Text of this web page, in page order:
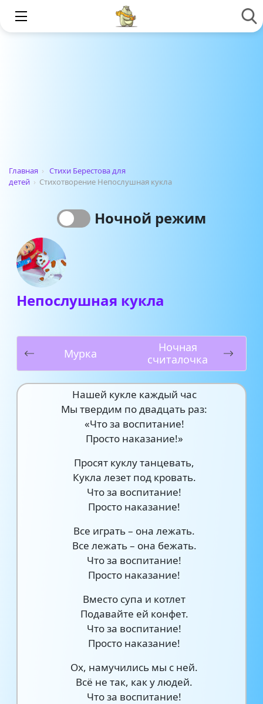
Главная › Стихи Берестова для
детей › Стихотворение Непослушная кукла
Ночной режим
Непослушная кукла
Мурка
Ночная
считалочка
Нашей кукле каждый час
Мы твердим по двадцать раз:
«Что за воспитание!
Просто наказание!»
Просят куклу танцевать,
Кукла лезет под кровать.
Что за воспитание!
Просто наказание!
Все играть – она лежать.
Все лежать – она бежать.
Что за воспитание!
Просто наказание!
Вместо супа и котлет
Подавайте ей конфет.
Что за воспитание!
Просто наказание!
Ох, намучились мы с ней.
Всё не так, как у людей.
Что за воспитание!